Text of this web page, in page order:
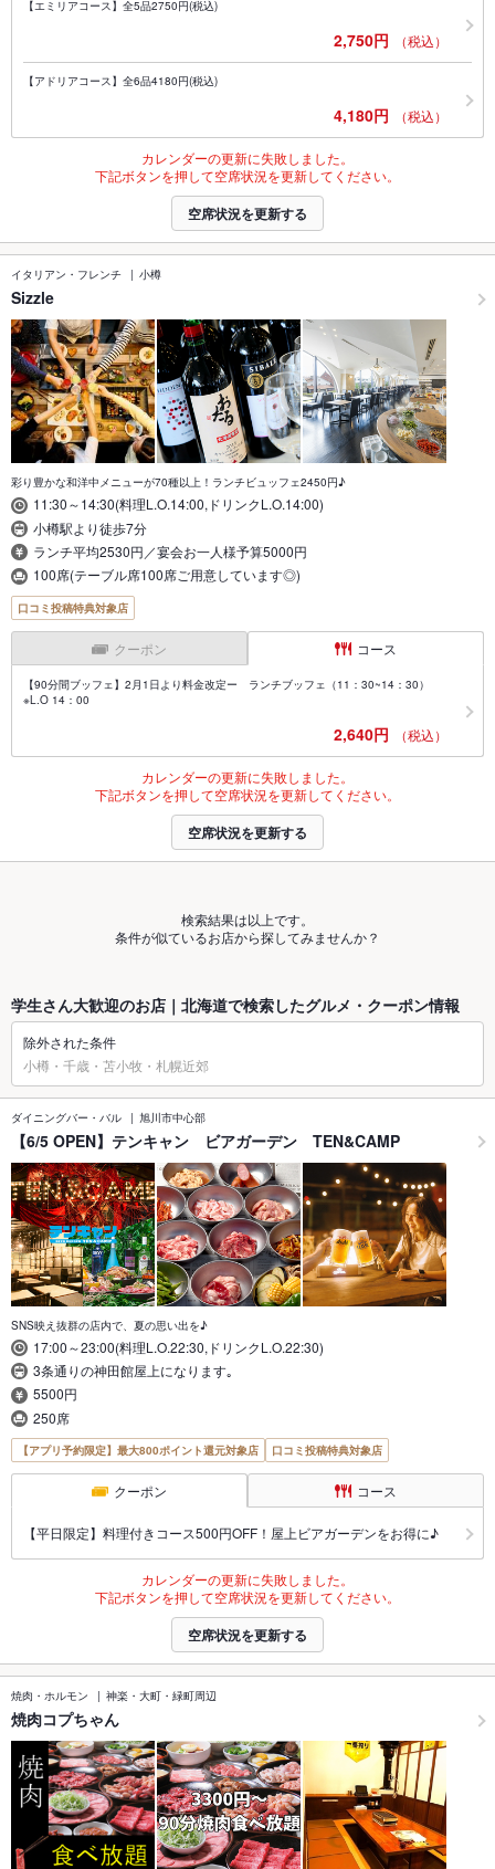
【エミリアコース】全5品2750円(税込)
2,750円 （税込）
【アドリアコース】全6品4180円(税込)
4,180円 （税込）
カレンダーの更新に失敗しました。
下記ボタンを押して空席状況を更新してください。
空席状況を更新する
イタリアン・フレンチ 小樽
Sizzle
彩り豊かな和洋中メニューが70種以上！ランチビュッフェ2450円♪
11:30～14:30(料理L.O.14:00,ドリンクL.O.14:00)
小樽駅より徒歩7分
ランチ平均2530円／宴会お一人様予算5000円
100席(テーブル席100席ご用意しています◎)
口コミ投稿特典対象店
クーポン コース
【90分間ブッフェ】2月1日より料金改定ー ランチブッフェ（11：30~14：30）
※L.O 14：00
2,640円 （税込）
カレンダーの更新に失敗しました。
下記ボタンを押して空席状況を更新してください。
空席状況を更新する
検索結果は以上です。
条件が似ているお店から探してみませんか？
学生さん大歓迎のお店｜北海道で検索したグルメ・クーポン情報
除外された条件
小樽・千歳・苫小牧・札幌近郊
ダイニングバー・バル 旭川市中心部
【6/5 OPEN】テンキャン ビアガーデン TEN&CAMP
SNS映え抜群の店内で、夏の思い出を♪
17:00～23:00(料理L.O.22:30,ドリンクL.O.22:30)
3条通りの神田館屋上になります｡
5500円
250席
【アプリ予約限定】最大800ポイント還元対象店 口コミ投稿特典対象店
クーポン コース
【平日限定】料理付きコース500円OFF！屋上ビアガーデンをお得に♪
カレンダーの更新に失敗しました。
下記ボタンを押して空席状況を更新してください。
空席状況を更新する
焼肉・ホルモン 神楽・大町・緑町周辺
焼肉コプちゃん